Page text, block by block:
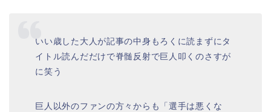
いい歳した大人が記事の中身もろくに読まずにタ
イトル読んだだけで脊髄反射で巨人叩くのさすが
に笑う
巨人以外のファンの方々からも「選手は悪くな